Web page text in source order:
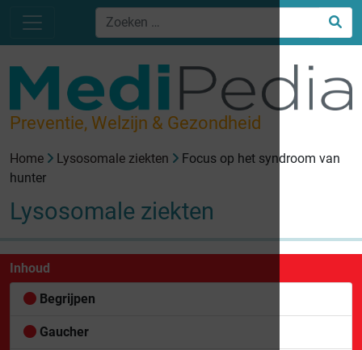
Preventie, Welzijn & Gezondheid
Home Lysosomale ziekten
Focus op het syndroom van
hunter
Lysosomale ziekten
Inhoud
Begrijpen
Gaucher